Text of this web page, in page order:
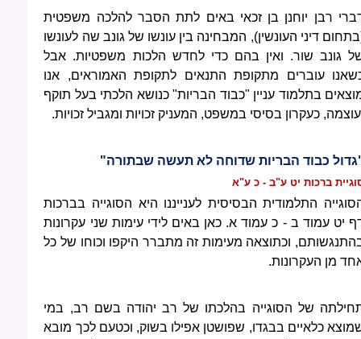
רבן יוחנן בן זכאי באים לתת הסבר להלכה משפטית
דיני העונשין), המבחינה בין עונשו של גונב שה לעונשו
גונב שור. ואין בהם כדי לחדש הלכות משפטיות. אבל
עוברים מתקופת התנאים לתקופת האמוראים, אנו
בתלמוד עניין "כבוד הבריות" כנושא הלכתי בעל תוקף
כעקרון בסיסי במשפט, המעניק זכויות ומגביל זכויות.
כבוד הבריות שדוחה לא תעשה שבתורה"
ברכות יט ע"ב - כ ע"א
התלמודית הבסיסית לענייננו היא הסוגייה בברכות
יט עמוד ב - כ עמוד א. כאן באים לידי עימות שני עקרונות
וכתוצאה מעימות זה מתברר היקפו וכוחו של כל
מן העקרונות.
של הסוגייה בהלכתו של רב יהודה בשם רב, במי
כלאיים בבגדו, שפושטן אפילו בשוק, וכטעם לכך מובא